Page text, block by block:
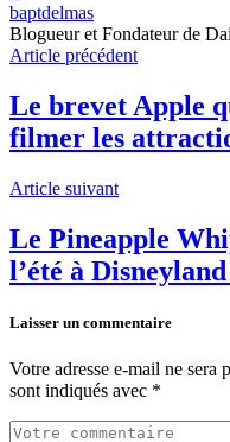
baptdelmas
Blogueur et Fondateur de
Article précédent
Le brevet Apple
filmer les
Article suivant
Le Pineapple
l’été à
Laisser un commentaire
Votre adresse e-mail ne sera
sont indiqués avec *